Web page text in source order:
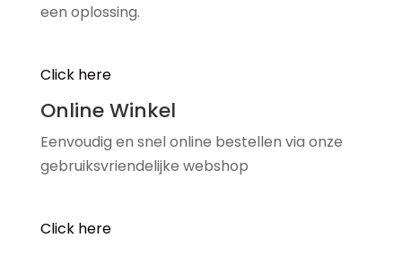
een oplossing.
Click here
Online Winkel
Eenvoudig en snel online bestellen via onze
gebruiksvriendelijke webshop
Click here